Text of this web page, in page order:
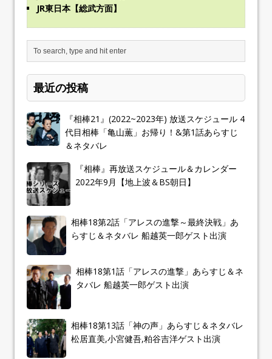
JR東日本【総武方面】
最近の投稿
『相棒21』(2022~2023年) 放送スケジュール 4
代目相棒「亀山薫」お帰り！&第1話あらすじ
＆ネタバレ
『相棒』再放送スケジュール＆カレンダー
2022年9月【地上波＆BS朝日】
相棒18第2話「アレスの進撃～最終決戦」あ
らすじ＆ネタバレ 船越英一郎ゲスト出演
相棒18第1話「アレスの進撃」あらすじ＆ネ
タバレ 船越英一郎ゲスト出演
相棒18第13話「神の声」あらすじ＆ネタバレ
松居直美,小宮健吾,粕谷吉洋ゲスト出演